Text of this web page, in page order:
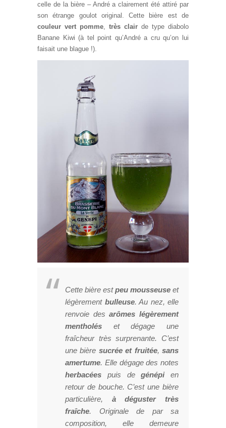
celle de la bière – André a clairement été attiré par
son étrange goulot original. Cette bière est de
couleur vert pomme, très clair de type diabolo
Banane Kiwi (à tel point qu’André a cru qu’on lui
faisait une blague !).
Cette bière estpeu mousseuse et
légèrement bulleuse. Au nez, elle
renvoie desarômes légèrement
mentholés et dégage une
fraîcheur très surprenante. C’est
une bière sucrée et fruitée,sans
amertume. Elle dégage des notes
herbacées puis degénépien
retour de bouche. C’est une bière
particulière, à déguster très
fraîche. Originale de par sa
composition, elle demeure